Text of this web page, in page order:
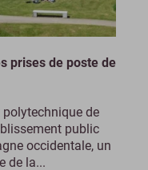
prises de poste de
polytechnique de
public
occidentale, un
de la...